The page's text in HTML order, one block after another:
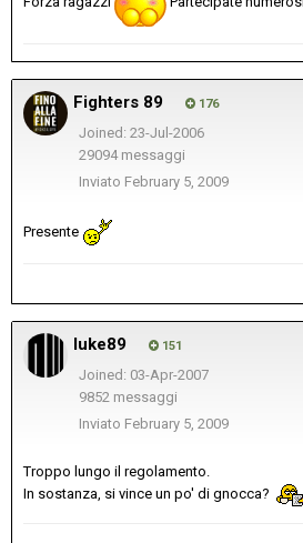
Fighters 89 176
Joined: 23-Jul-2006
29094 messaggi
Inviato February 5, 2009
Presente
luke89 151
Joined: 03-Apr-2007
9852 messaggi
Inviato February 5, 2009
Troppo lungo il regolamento.
In sostanza, si vince un po' di gnocca?